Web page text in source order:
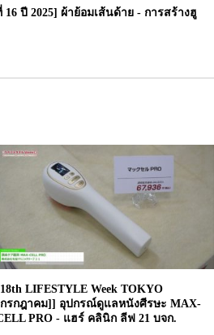
ปี 2025] ผ้าย้อมเส้นด้าย - การสร้างฮู
LIFESTYLE Week TOKYO
รกฎาคม]] อุปกรณ์ดูแลหนังศีรษะ MAX-
PRO - แฮร์ คลินิก ลีฟ 21 บจก.